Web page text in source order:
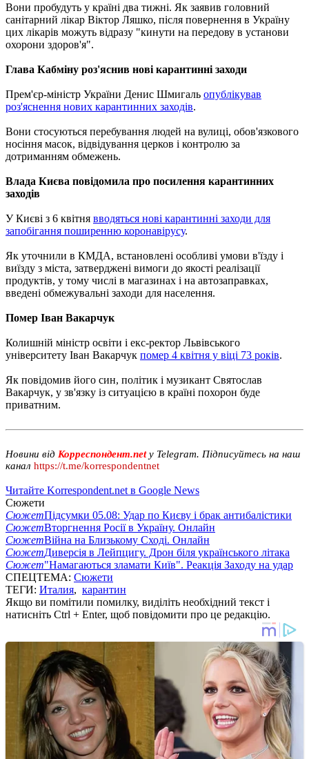
Вони пробудуть у країні два тижні. Як заявив головний
санітарний лікар Віктор Ляшко, після повернення в Україну
цих лікарів можуть відразу "кинути на передову в установи
охорони здоров'я".
Глава Кабміну роз'яснив нові карантинні заходи
Прем'єр-міністр України Денис Шмигаль опублікував
роз'яснення нових карантинних заходів.
Вони стосуються перебування людей на вулиці, обов'язкового
носіння масок, відвідування церков і контролю за
дотриманням обмежень.
Влада Києва повідомила про посилення карантинних
заходів
У Києві з 6 квітня вводяться нові карантинні заходи для
запобігання поширенню коронавірусу.
Як уточнили в КМДА, встановлені особливі умови в'їзду і
виїзду з міста, затверджені вимоги до якості реалізації
продуктів, у тому числі в магазинах і на автозаправках,
введені обмежувальні заходи для населення.
Помер Іван Вакарчук
Колишній міністр освіти і екс-ректор Львівського
університету Іван Вакарчук помер 4 квітня у віці 73 років.
Як повідомив його син, політик і музикант Святослав
Вакарчук, у зв'язку із ситуацією в країні похорон буде
приватним.
Новини від Корреспондент.net у Telegram. Підписуйтесь на наш
канал https://t.me/korrespondentnet
Читайте Korrespondent.net в Google News
Сюжети
СюжетПідсумки 05.08: Удар по Києву і брак антибалістики
СюжетВторгнення Росії в Україну. Онлайн
СюжетВійна на Близькому Сході. Онлайн
СюжетДиверсія в Лейпцигу. Дрон біля українського літака
Сюжет"Намагаються зламати Київ". Реакція Заходу на удар
СПЕЦТЕМА: Сюжети
ТЕГИ: Италия, карантин
Якщо ви помітили помилку, виділіть необхідний текст і
натисніть Ctrl + Enter, щоб повідомити про це редакцію.